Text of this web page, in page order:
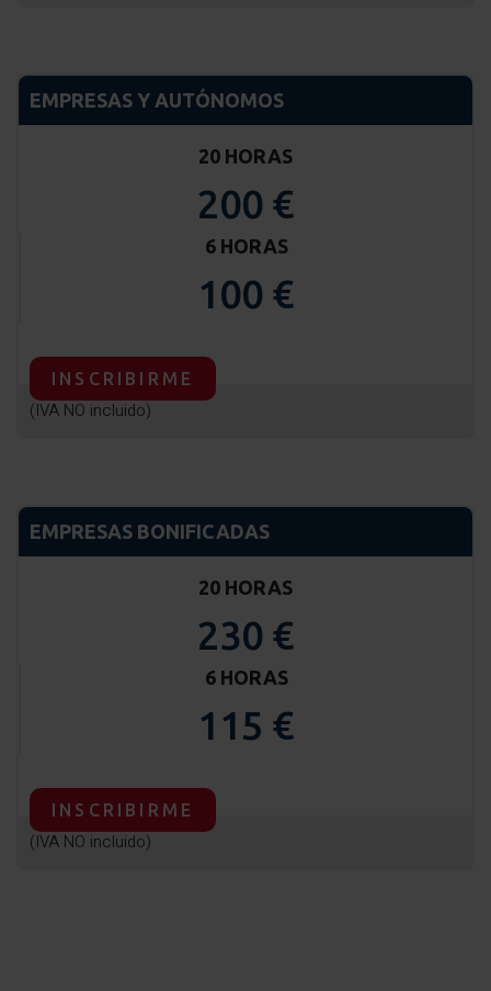
EMPRESAS Y AUTÓNOMOS
20 HORAS
200 €
6 HORAS
100 €
INSCRIBIRME
(IVA NO incluido)
EMPRESAS BONIFICADAS
20 HORAS
230 €
6 HORAS
115 €
INSCRIBIRME
(IVA NO incluido)